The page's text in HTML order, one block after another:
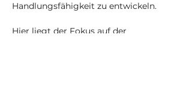
Handlungsfähigkeit zu entwickeln.
Hier liegt der Fokus auf der